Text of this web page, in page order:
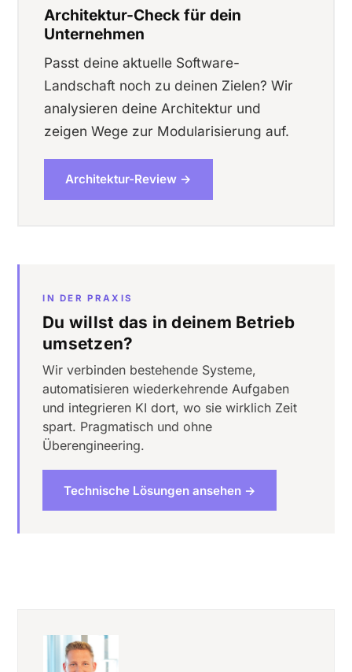
Architektur-Check für dein
Unternehmen
Passt deine aktuelle Software-
Landschaft noch zu deinen Zielen? Wir
analysieren deine Architektur und
zeigen Wege zur Modularisierung auf.
Architektur-Review →
IN DER PRAXIS
Du willst das in deinem Betrieb
umsetzen?
Wir verbinden bestehende Systeme,
automatisieren wiederkehrende Aufgaben
und integrieren KI dort, wo sie wirklich Zeit
spart. Pragmatisch und ohne
Überengineering.
Technische Lösungen ansehen →